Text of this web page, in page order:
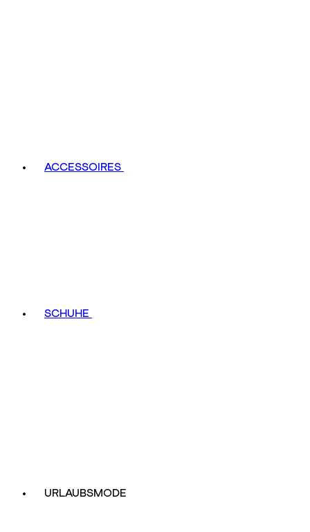
ACCESSOIRES
SCHUHE
URLAUBSMODE